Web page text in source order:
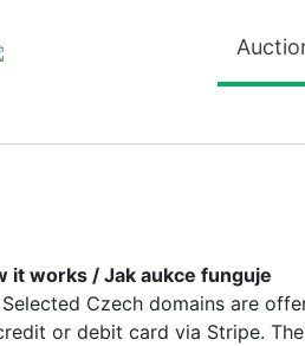
it works / Jak aukce funguje
Selected Czech domains are
or debit card via Stripe.